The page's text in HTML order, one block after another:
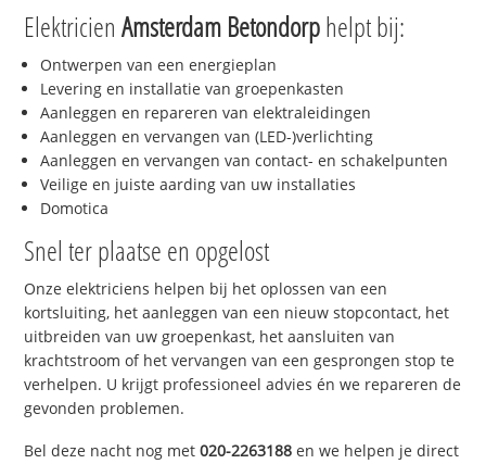
ElektricienAmsterdam Betondorphelpt bij:
Ontwerpen van een energieplan
Levering en installatie van groepenkasten
Aanleggen en repareren van elektraleidingen
Aanleggen en vervangen van (LED-)verlichting
Aanleggen en vervangen van contact- en schakelpunten
Veilige en juiste aarding van uw installaties
Domotica
Snel ter plaatse en opgelost
Onze elektriciens helpen bij het oplossen van een
kortsluiting, het aanleggen van een nieuw stopcontact, het
uitbreiden van uw groepenkast, het aansluiten van
krachtstroom of het vervangen van een gesprongen stop te
verhelpen. U krijgt professioneel advies én we repareren de
gevonden problemen.
Bel deze nacht nog met020-2263188 en we helpen je direct